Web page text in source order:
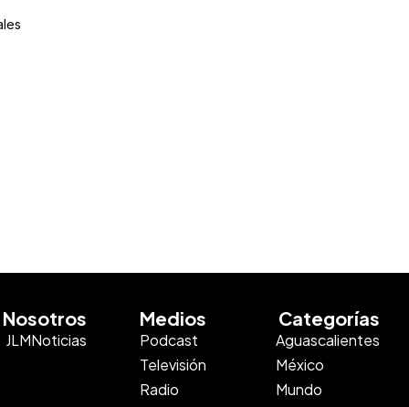
Nosotros
JLMNoticias
Medios
Podcast
Televisión
Radio
Categorías
Aguascalientes
México
Mundo